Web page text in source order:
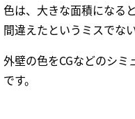
色は、大きな面積になる
間違えたというミスでな
外壁の色をCGなどのシ
です。